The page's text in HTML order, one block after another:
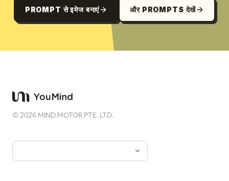
PROMPT से इमेज बनाएं और PROMPTS देखें
©2026 MIND MOTOR PTE. LTD.